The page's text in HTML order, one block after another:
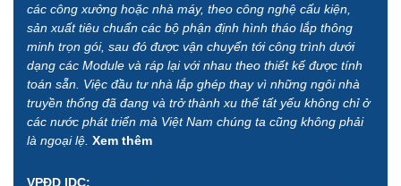
các công xưởng hoặc nhà máy, theo công nghệ cấu kiện,
sản xuất tiêu chuẩn các bộ phận định hình tháo lắp thông
minh trọn gói, sau đó được vận chuyển tới công trình dưới
dạng các Module và ráp lại với nhau theo thiết kế được tính
toán sẵn. Việc đầu tư nhà lắp ghép thay vì những ngôi nhà
truyền thống đã đang và trở thành xu thế tất yếu không chỉ ở
các nước phát triển mà Việt Nam chúng ta cũng không phải
là ngoại lệ. Xem thêm
VPĐD IDC: